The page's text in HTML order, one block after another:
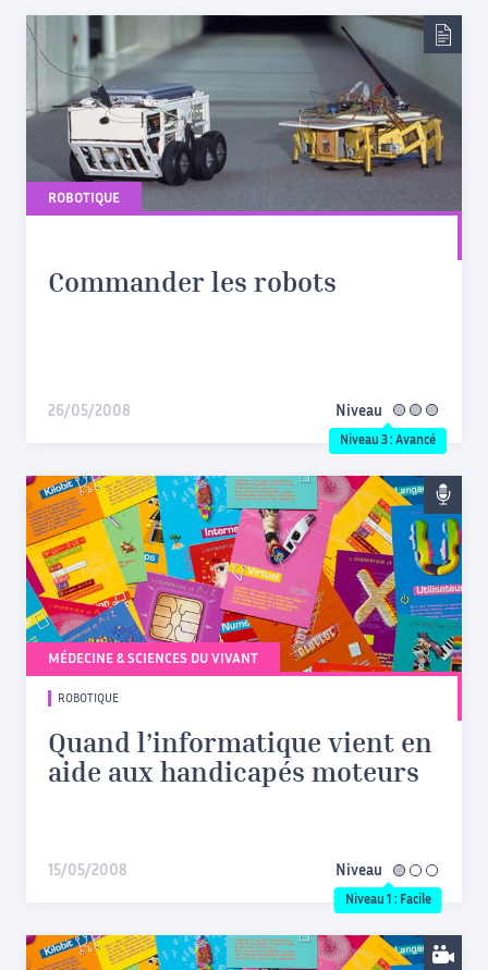
ROBOTIQUE
Commander les robots
26/05/2008 Niveau avancé
Niveau 3 : Avancé
MÉDECINE & SCIENCES DU VIVANT
ROBOTIQUE
Quand l’informatique vient en
aide aux handicapés moteurs
15/05/2008 Niveau facile
Niveau 1 : Facile